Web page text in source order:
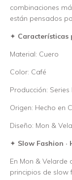
combinaciones
están pensados
✦ Características
Material: Cuero
Color: Café
Producción:
Origen: Hecho en
Diseño: Mon &
✦ Slow Fashion ·
En Mon &
principios de slow